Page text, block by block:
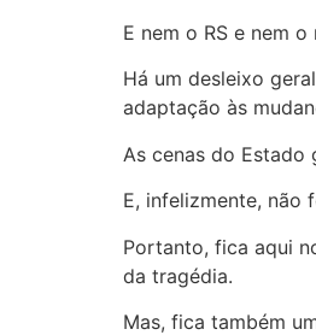
E nem o RS e nem
Há um desleixo
adaptação às
As cenas do Estado
E, infelizmente, não
Portanto, fica aqui
da tragédia.
Mas, fica também